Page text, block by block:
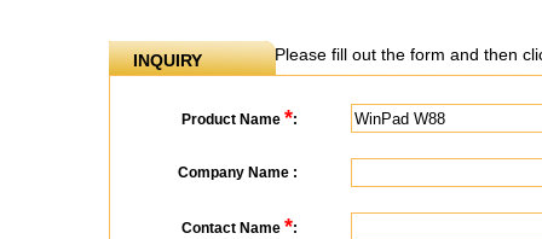
INQUIRY Please fill out the form and then
Product Name *:
Company Name :
Contact Name *: